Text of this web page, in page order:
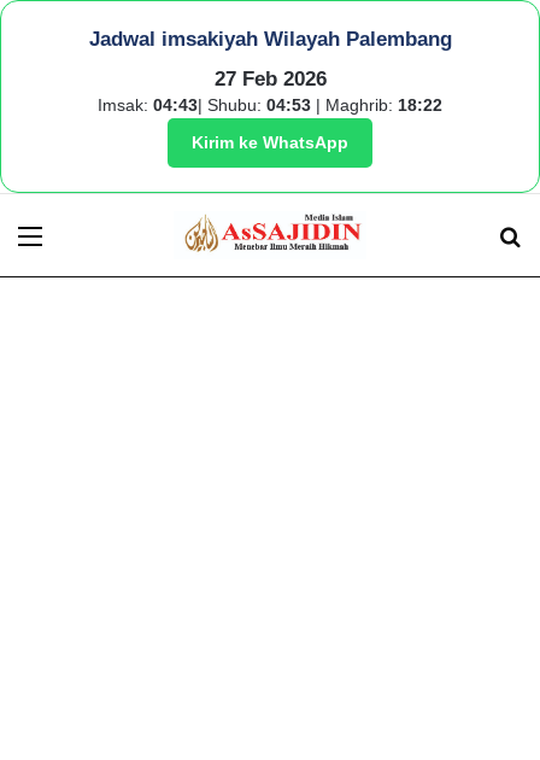
Jadwal imsakiyah Wilayah Palembang
27 Feb 2026
Imsak: 04:43| Shubu: 04:53 | Maghrib: 18:22
Kirim ke WhatsApp
Menu